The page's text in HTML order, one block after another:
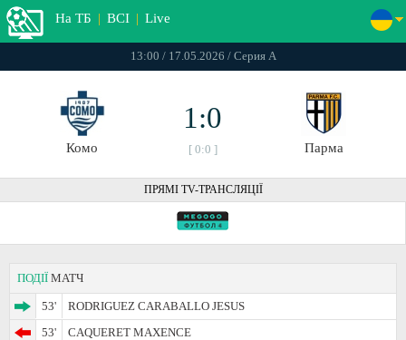
На ТБ | ВСІ | Live
13:00 / 17.05.2026 / Серия А
Комо
1:0
[ 0:0 ] Парма
ПРЯМІ TV-ТРАНСЛЯЦІЇ
ПОДІЇ МАТЧ
53'
RODRIGUEZ CARABALLO JESUS
53'
CAQUERET MAXENCE